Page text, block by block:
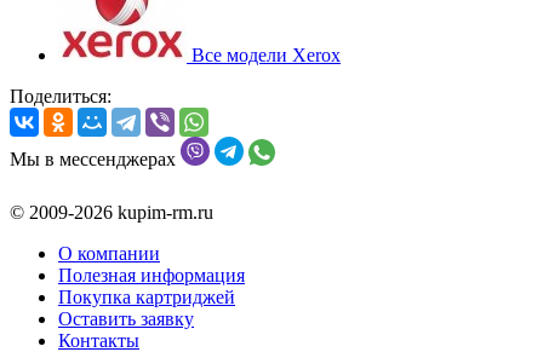
Все модели Xerox
Поделиться:
Мы в мессенджерах
© 2009-2026 kupim-rm.ru
О компании
Полезная информация
Покупка картриджей
Оставить заявку
Контакты